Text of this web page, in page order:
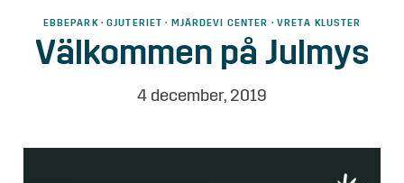
Områden
EBBEPARK · GJUTERIET · MJÄRDEVI CENTER · VRETA KLUSTER
Välkommen på Julmys
4 december, 2019